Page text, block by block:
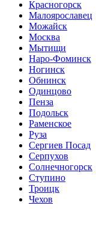
Красногорск
Малоярославец
Можайск
Москва
Мытищи
Наро-Фоминск
Ногинск
Обнинск
Одинцово
Пенза
Подольск
Раменское
Руза
Сергиев Посад
Серпухов
Солнечногорск
Ступино
Троицк
Чехов